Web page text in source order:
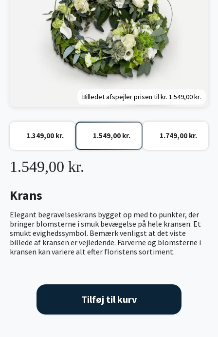
Billedet afspejler prisen til kr. 1.549,00 kr.
Krans
Elegant begravelseskrans bygget op med to punkter, der
bringer blomsterne i smuk bevægelse på hele kransen. Et
smukt evighedssymbol. Bemærk venligst at det viste
billede af kransen er vejledende. Farverne og blomsterne i
kransen kan variere alt efter floristens sortiment.
1.549,00 kr.
1.349,00 kr. 1.549,00 kr. 1.749,00 kr.
Tilføj til kurv